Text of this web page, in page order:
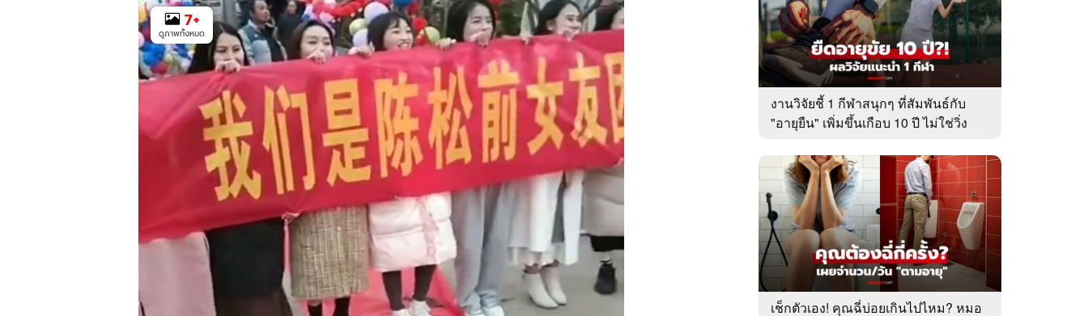
7+
ดูภาพทั้งหมด
งานวิจัยชี้ 1 กีฬาสนุกๆ ที่สัมพันธ์กับ
"อายุยืน" เพิ่มขึ้นเกือบ 10 ปี ไม่ใช่วิ่ง
เช็กตัวเอง! คุณฉี่บ่อยเกินไปไหม? หมอ